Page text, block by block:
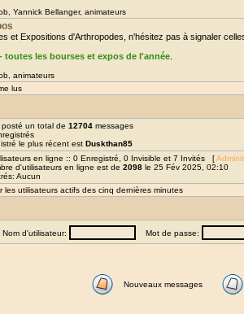
Yannick Bellanger, animateurs
et Expositions d'Arthropodes, n'hésitez pas à signaler
toutes les bourses et expos de l'année
animateurs
lus
un total de 12704 messages
le plus récent est Duskthan85
en ligne :: 0 Enregistré, 0 Invisible et 7 Invités [
d'utilisateurs en ligne est de 2098 le 25 Fév 2025, 02:10
Aucun
utilisateurs actifs des cinq dernières minutes
Nom d'utilisateur: Mot de passe:
Nouveaux messages